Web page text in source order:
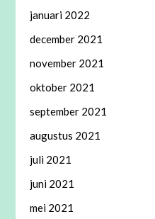
januari 2022
december 2021
november 2021
oktober 2021
september 2021
augustus 2021
juli 2021
juni 2021
mei 2021